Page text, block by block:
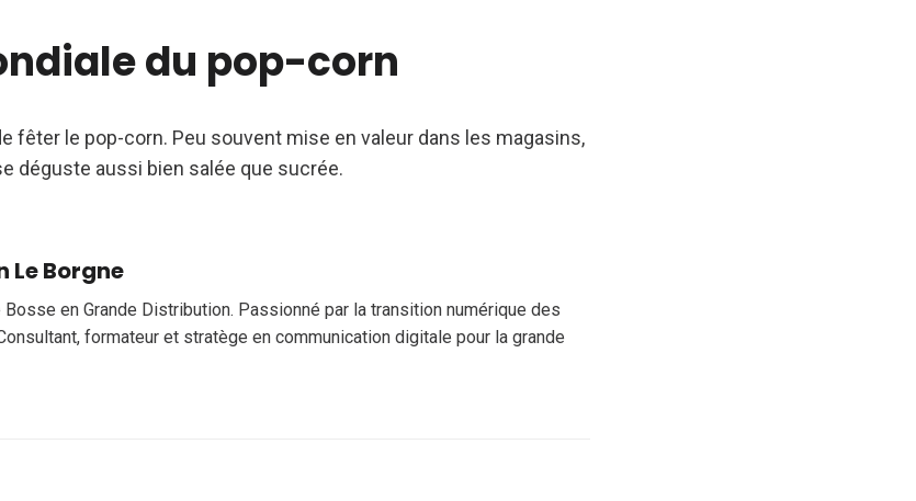
du pop-corn
fêter le pop-corn. Peu souvent mise en valeur dans les magasins,
déguste aussi bien salée que sucrée.
Le Borgne
Bosse en Grande Distribution. Passionné par la transition numérique des
formateur et stratège en communication digitale pour la grande